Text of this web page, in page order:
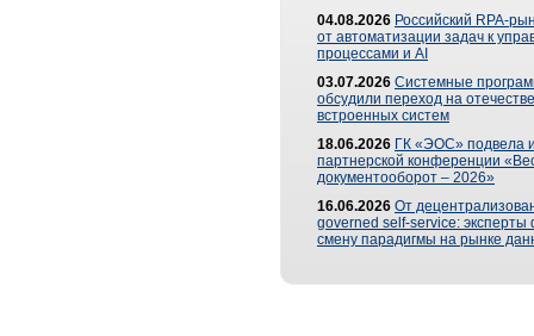
04.08.2026 Российский RPA-
от автоматизации задач к
процессами и AI
03.07.2026 Системные
обсудили переход на
встроенных систем
18.06.2026 ГК «ЭОС» подвела
партнерской конференции
документооборот – 2026»
16.06.2026 От
governed self-service: эксперты
смену парадигмы на рынке